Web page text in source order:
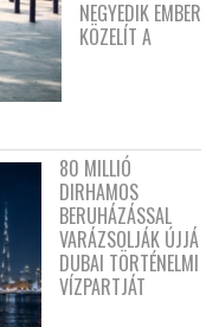
NEGYEDIK EMBER
KÖZELÍT A
80 MILLIÓ
DIRHAMOS
BERUHÁZÁSSAL
VARÁZSOLJÁK ÚJJÁ
DUBAI TÖRTÉNELMI
VÍZPARTJÁT